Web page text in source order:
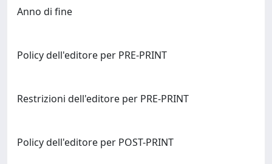
Anno di fine
Policy dell'editore per PRE-PRINT
Restrizioni dell'editore per PRE-PRINT
Policy dell'editore per POST-PRINT